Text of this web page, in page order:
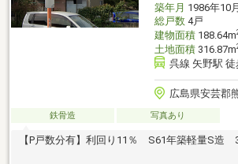
築年月 1986年10
総戸数4戸
建物面積188.64m
土地面積316.87m
呉線 矢野駅 徒
広島県安芸郡
鉄骨造 写真あり
【P戸数分有】利回り11％ S61年築軽量S造